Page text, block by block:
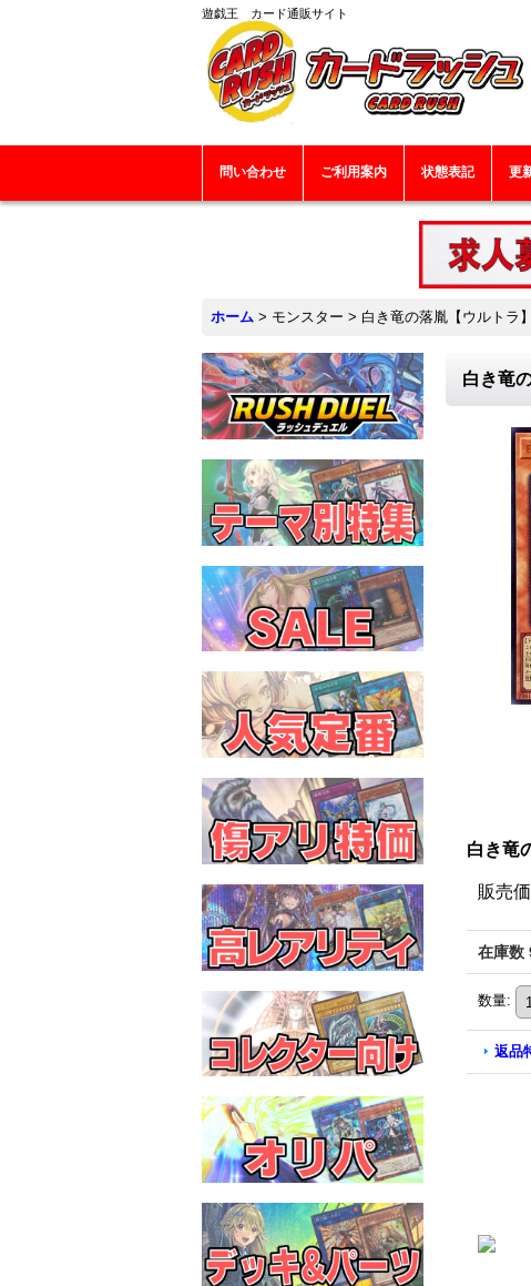
遊戯王 カード通販サイト
問い合わせ ご利用案内 状態表記 更
ホーム > モンスター > 白き竜の落胤【ウルトラ
白き竜
白き竜
販売
在庫数
数量:
返品